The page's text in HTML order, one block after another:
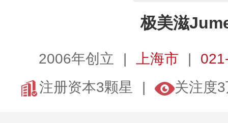
极美滋
2006年创立 上海市
注册资本3颗星
关注度